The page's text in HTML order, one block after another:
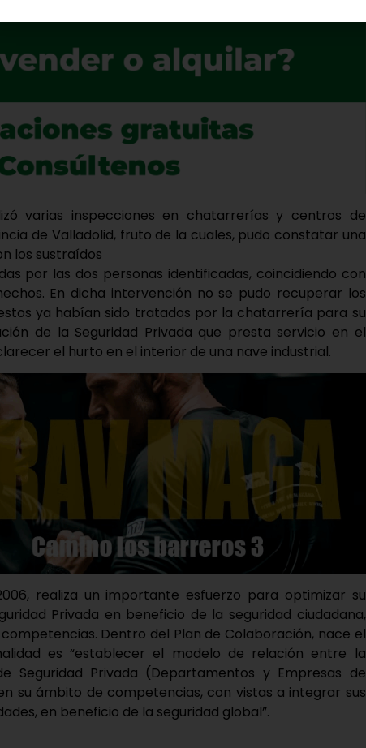
varias inspecciones en chatarrerías y centros de
de Valladolid, fruto de la cuales, pudo constatar una
los sustraídos
por las dos personas identificadas, coincidiendo con
En dicha intervención no se pudo recuperar los
ya habían sido tratados por la chatarrería para su
de la Seguridad Privada que presta servicio en el
el hurto en el interior de una nave industrial.
realiza un importante esfuerzo para optimizar su
Privada en beneficio de la seguridad ciudadana,
Dentro del Plan de Colaboración, nace el
es “establecer el modelo de relación entre la
Seguridad Privada (Departamentos y Empresas de
su ámbito de competencias, con vistas a integrar sus
en beneficio de la seguridad global”.